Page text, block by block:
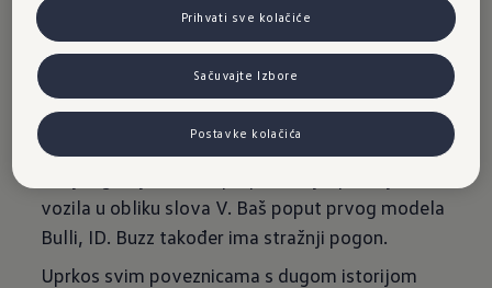
elemente legendarnog modela T1 - prvog
modela Bulli. Spomenuti elementi uključuju
iznimno kratke prevjese karoserije, maksimalno
iskorišten prostor na minimalnoj prometnoj
površini, klasičnu podjelu dizajna karoserije na
vozila u obliku slova V. Baš poput prvog modela
Bulli, ID. Buzz također ima stražnji pogon.
Uprkos svim poveznicama s dugom istorijom
Prihvati sve kolačiće
Sačuvajte Izbore
Postavke kolačića